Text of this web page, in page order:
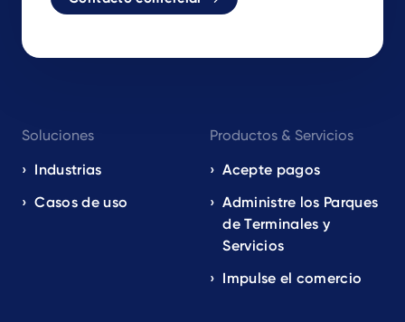
navigation
EN
Soluciones
Industrias
Casos de uso
Productos & Servicios
Acepte pagos
Administre los Parques
de Terminales y
Servicios
Impulse el comercio